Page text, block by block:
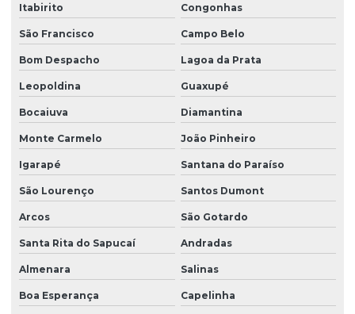
Itabirito Congonhas
São Francisco Campo Belo
Bom Despacho Lagoa da Prata
Leopoldina Guaxupé
Bocaiuva Diamantina
Monte Carmelo João Pinheiro
Igarapé Santana do Paraíso
São Lourenço Santos Dumont
Arcos São Gotardo
Santa Rita do Sapucaí Andradas
Almenara Salinas
Boa Esperança Capelinha